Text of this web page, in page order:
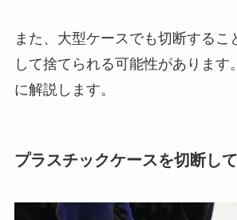
また、大型ケースでも切断するこ
して捨てられる可能性があります
に解説します。
プラスチックケースを切断し